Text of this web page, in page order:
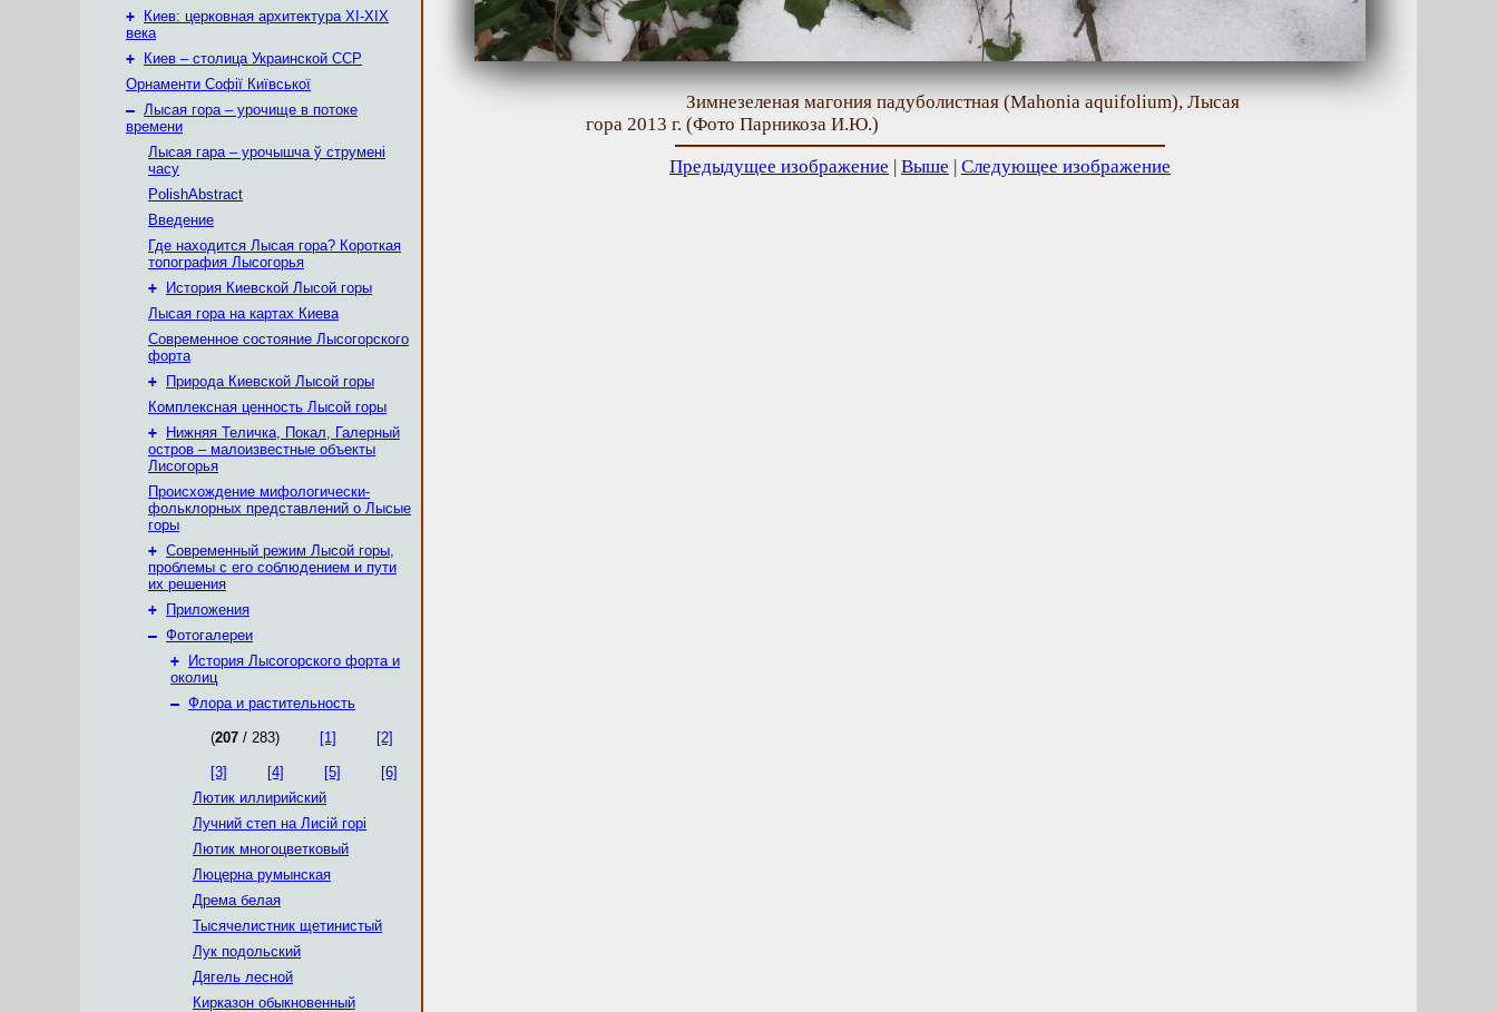
+
Киев: церковная архитектура XI-XIX
века
+
Киев – столица Украинской ССР
Орнаменти Софії Київської
– Лысая гора – урочище в потоке
времени
Лысая гара – урочышча ў струмені
часу
PolishAbstract
Введение
Где находится Лысая гора? Короткая
топография Лысогорья
+
История Киевской Лысой горы
Лысая гора на картах Киева
Современное состояние Лысогорского
форта
+
Природа Киевской Лысой горы
Комплексная ценность Лысой горы
+
Нижняя Теличка, Покал, Галерный
остров – малоизвестные объекты
Лисогорья
Происхождение мифологически-
фольклорных представлений о Лысые
горы
+ Современный режим Лысой горы,
проблемы с его соблюдением и пути
их решения
+
Приложения
– Фотогалереи
+
История Лысогорского форта и
околиц
– Флора и растительность
(207 / 283) [1] [2]
[3] [4] [5]
[6]
Лютик иллирийский
Лучний степ на Лисій горі
Лютик многоцветковый
Люцерна румынская
Дрема белая
Тысячелистник щетинистый
Лук подольский
Дягель лесной
Кирказон обыкновенный
Зимнезеленая магония падуболистная (Mahonia aquifolium), Лысая
гора 2013 г. (Фото Парникоза И.Ю.)
Предыдущее изображение | Выше | Следующее изображение